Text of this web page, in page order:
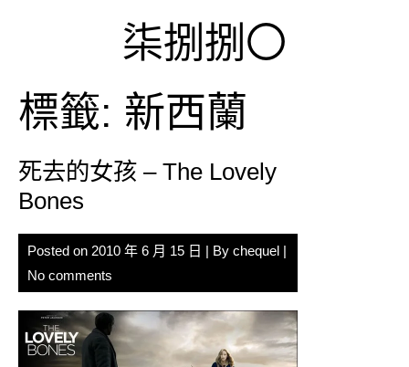
柒捌捌〇
標籤: 新西蘭
死去的女孩 – The Lovely
Bones
Posted on 2010 年 6 月 15 日 | By chequel |
No comments